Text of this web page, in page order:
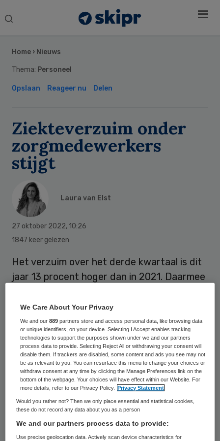
Search
Home › Nieuws
Thema: Personeel
Opslaan Reageer nu Delen
Ziekteverzuim onder
zorgmedewerkers
stijgt
Laura van Elst
27 oktober 2022, 10:26
1847 keer gelezen
Het verzuim over het derde kwartaal is dit
jaar 13 procent hoger dan in 2021. Daarmee
derde kwartaal van 2022 uit op 7,37
procent. Dat blijkt uit nieuwe cijfers van
Vernet. De stijging is vooral veroorzaakt
door fors meer kortdurend verzuim.
Het ziekteverzuim in de zorgsector is in
een jaar tijd sterk gestegen. Kwam het
verzuimpercentage dit jaar over het derde
kwartaal uit op 7,37, in dezelfde periode
Sidebar
We Care About Your Privacy
We and our889 partners store and access personal data, like browsing data
or unique identifiers, on your device. Selecting I Accept enables tracking
technologies to support the purposes shown under we and our partners
process data to provide. Selecting Reject All or withdrawing your consent will
disable them. If trackers are disabled, some content and ads you see may not
be as relevant to you. You can resurface this menu to change your choices or
withdraw consent at any time by clicking the Manage Preferences link on the
bottom of the webpage. Your choices will have effect within our Website. For
more details, refer to our Privacy Policy.
Privacy Statement
Would you rather not? Then we only place essential and statistical cookies,
these do not record any data about you as a person
We and our partners process data to provide:
Use precise geolocation data. Actively scan device characteristics for